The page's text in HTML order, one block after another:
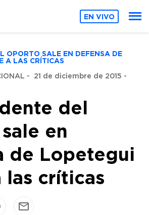
EN VIVO
OPORTO SALE EN DEFENSA DE
A LAS CRÍTICAS
- 21 de diciembre de 2015 -
del
en
de Lopetegui
las críticas